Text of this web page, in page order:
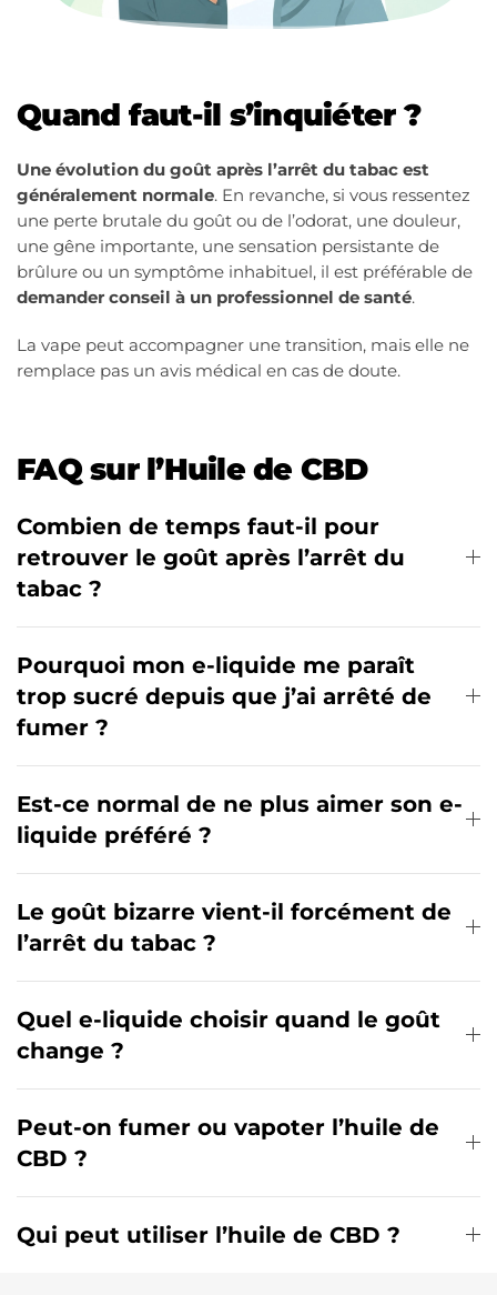
Quand faut-il s’inquiéter ?
Une évolution du goût après l’arrêt du tabac est
généralement normale. En revanche, si vous ressentez
une perte brutale du goût ou de l’odorat, une douleur,
une gêne importante, une sensation persistante de
brûlure ou un symptôme inhabituel, il est préférable de
demander conseil à un professionnel de santé.
La vape peut accompagner une transition, mais elle ne
remplace pas un avis médical en cas de doute.
FAQ sur l’Huile de CBD
Combien de temps faut-il pour
retrouver le goût après l’arrêt du
tabac ?
Pourquoi mon e-liquide me paraît
trop sucré depuis que j’ai arrêté de
fumer ?
Est-ce normal de ne plus aimer son e-
liquide préféré ?
Le goût bizarre vient-il forcément de
l’arrêt du tabac ?
Quel e-liquide choisir quand le goût
change ?
Peut-on fumer ou vapoter l’huile de
CBD ?
Qui peut utiliser l’huile de CBD ?